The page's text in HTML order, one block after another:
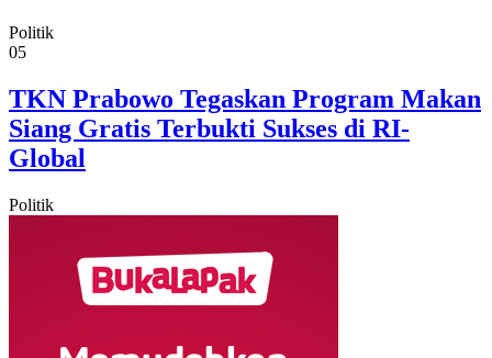
Politik
05
TKN Prabowo Tegaskan Program Makan
Siang Gratis Terbukti Sukses di RI-
Global
Politik